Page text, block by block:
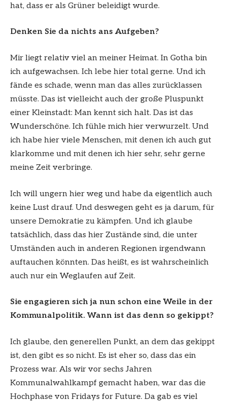
hat, dass er als Grüner beleidigt wurde.
Denken Sie da nichts ans Aufgeben?
Mir liegt relativ viel an meiner Heimat. In Gotha bin
ich aufgewachsen. Ich lebe hier total gerne. Und ich
fände es schade, wenn man das alles zurücklassen
müsste. Das ist vielleicht auch der große Pluspunkt
einer Kleinstadt: Man kennt sich halt. Das ist das
Wunderschöne. Ich fühle mich hier verwurzelt. Und
ich habe hier viele Menschen, mit denen ich auch gut
klarkomme und mit denen ich hier sehr, sehr gerne
meine Zeit verbringe.
Ich will ungern hier weg und habe da eigentlich auch
keine Lust drauf. Und deswegen geht es ja darum, für
unsere Demokratie zu kämpfen. Und ich glaube
tatsächlich, dass das hier Zustände sind, die unter
Umständen auch in anderen Regionen irgendwann
auftauchen könnten. Das heißt, es ist wahrscheinlich
auch nur ein Weglaufen auf Zeit.
Sie engagieren sich ja nun schon eine Weile in der
Kommunalpolitik. Wann ist das denn so gekippt?
Ich glaube, den generellen Punkt, an dem das gekippt
ist, den gibt es so nicht. Es ist eher so, dass das ein
Prozess war. Als wir vor sechs Jahren
Kommunalwahlkampf gemacht haben, war das die
Hochphase von Fridays for Future. Da gab es viel